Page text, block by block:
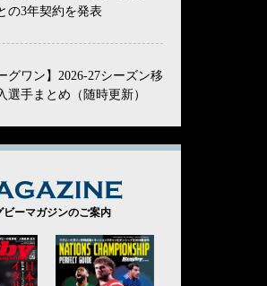
の3年契約を発表
グワン】2026-27シーズン移
選手まとめ（随時更新）
ビーマガジンのご案内